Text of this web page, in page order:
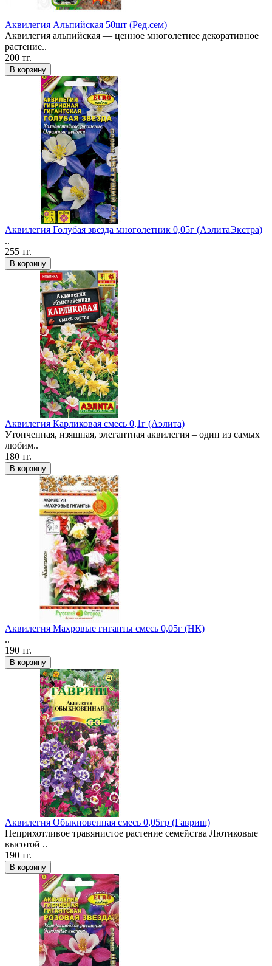
Аквилегия Альпийская 50шт (Ред.сем)
Аквилегия альпийская — ценное многолетнее декоративное
растение..
200 тг.
В корзину
Аквилегия Голубая звезда многолетник 0,05г (АэлитаЭкстра)
..
255 тг.
В корзину
Аквилегия Карликовая смесь 0,1г (Аэлита)
Утонченная, изящная, элегантная аквилегия – один из самых
любим..
180 тг.
В корзину
Аквилегия Махровые гиганты смесь 0,05г (НК)
..
190 тг.
В корзину
Аквилегия Обыкновенная смесь 0,05гр (Гавриш)
Неприхотливое травянистое растение семейства Лютиковые
высотой ..
190 тг.
В корзину